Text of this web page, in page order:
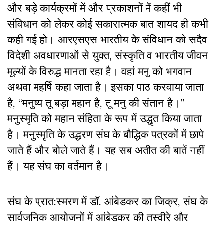
और बड़े कार्यक्रमों में और प्रकाशनों में कहीं भी
संविधान को लेकर कोई सकारात्मक बात शायद ही कभी
कही गई हो। आरएसएस भारतीय के संविधान को सदैव
विदेशी अवधारणाओं से युक्त, संस्कृति व भारतीय जीवन
मूल्यों के विरुद्ध मानता रहा है। वहां मनु को भगवान
अथवा महर्षि कहा जाता है। इसका पाठ करवाया जाता
है, “मनुष्य तू बड़ा महान है, तू मनु की संतान है।”
मनुस्मृति को महान संहिता के रूप में उद्धृत किया जाता
है। मनुस्मृति के उद्धरण संघ के बौद्धिक पत्रकों में छापे
जाते हैं और बोले जाते हैं। यह सब अतीत की बातें नहीं
हैं। यह संघ का वर्तमान है।
संघ के प्रात:स्मरण में डॉ. आंबेडकर का जिक्र, संघ के
सार्वजनिक आयोजनों में आंबेडकर की तस्वीरे और